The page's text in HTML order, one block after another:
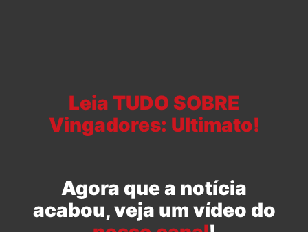
Leia TUDO SOBRE
Vingadores: Ultimato!
Agora que a notícia
acabou, veja um vídeo do